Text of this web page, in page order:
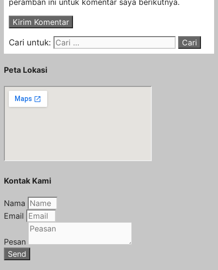
Cari untuk:
Peta Lokasi
Kontak Kami
Nama
Email
Pesan
Send